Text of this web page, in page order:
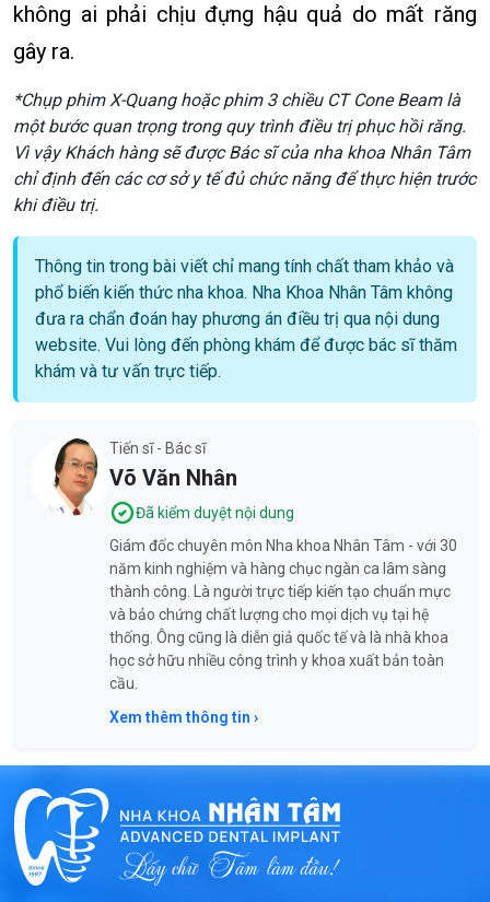
không ai phải chịu đựng hậu quả do mất răng
gây ra.
*Chụp phim X-Quang hoặc phim 3 chiều CT Cone Beam là
một bước quan trọng trong quy trình điều trị phục hồi răng.
Vì vậy Khách hàng sẽ được Bác sĩ của nha khoa Nhân Tâm
chỉ định đến các cơ sở y tế đủ chức năng để thực hiện trước
khi điều trị.
Thông tin trong bài viết chỉ mang tính chất tham khảo và
phổ biến kiến thức nha khoa. Nha Khoa Nhân Tâm không
đưa ra chẩn đoán hay phương án điều trị qua nội dung
website. Vui lòng đến phòng khám để được bác sĩ thăm
khám và tư vấn trực tiếp.
Tiến sĩ - Bác sĩ
Võ Văn Nhân
Đã kiểm duyệt nội dung
Giám đốc chuyên môn Nha khoa Nhân Tâm - với 30
năm kinh nghiệm và hàng chục ngàn ca lâm sàng
thành công. Là người trực tiếp kiến tạo chuẩn mực
và bảo chứng chất lượng cho mọi dịch vụ tại hệ
thống. Ông cũng là diễn giả quốc tế và là nhà khoa
học sở hữu nhiều công trình y khoa xuất bản toàn
cầu.
Xem thêm thông tin ›